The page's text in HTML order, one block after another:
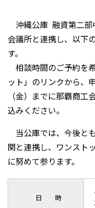
沖縄公庫 融資第二部
会議所と連携し、以下
す。
相談時間のご予約を
ット」のリンクから、
（金）までに那覇商工
込みください。
当公庫では、今後と
関と連携し、ワンスト
に努めて参ります。
日 時